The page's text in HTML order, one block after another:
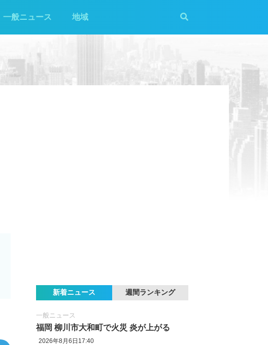
一般ニュース 地域
新着ニュース 週間ランキング
一般ニュース
福岡 柳川市大和町で火災 炎が上がる
2026年8月6日17:40